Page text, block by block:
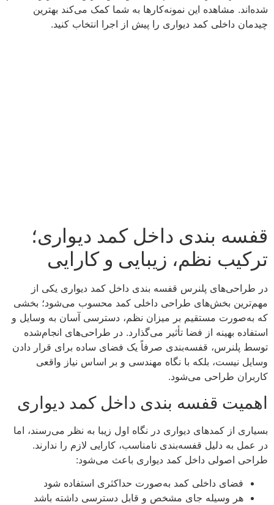
شده‌اند. مشاهده این نمونه‌کارها به شما کمک می‌کند بهترین
چیدمان داخلی کمد دیواری را پیش از اجرا انتخاب کنید.
قفسه بندی داخل کمد دیواری؛
ترکیب نظم، زیبایی و کارایی
در طراحی‌های پلنرس قفسه بندی داخل کمد دیواری یکی از
مهم‌ترین بخش‌های طراحی داخلی کمد محسوب می‌شود؛ بخشی
که به‌صورت مستقیم بر میزان نظم، دسترسی آسان به وسایل و
استفاده بهینه از فضا تأثیر می‌گذارد. در طراحی‌های انجام‌شده
توسط پلنرس، قفسه‌بندی صرفاً یک فضای ساده برای قرار دادن
وسایل نیست، بلکه با نگاه مهندسی و بر اساس نیاز واقعی
کاربران طراحی می‌شود.
اهمیت قفسه بندی داخل کمد دیواری
بسیاری از کمدهای دیواری در نگاه اول زیبا به نظر می‌رسند، اما
در عمل به دلیل قفسه‌بندی نامناسب، کارایی لازم را ندارند.
طراحی اصولی داخل کمد دیواری باعث می‌شود:
فضای داخلی کمد به‌صورت حداکثری استفاده شود
هر وسیله جای مشخص و قابل دسترسی داشته باشد